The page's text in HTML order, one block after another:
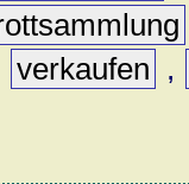
verkaufen
,